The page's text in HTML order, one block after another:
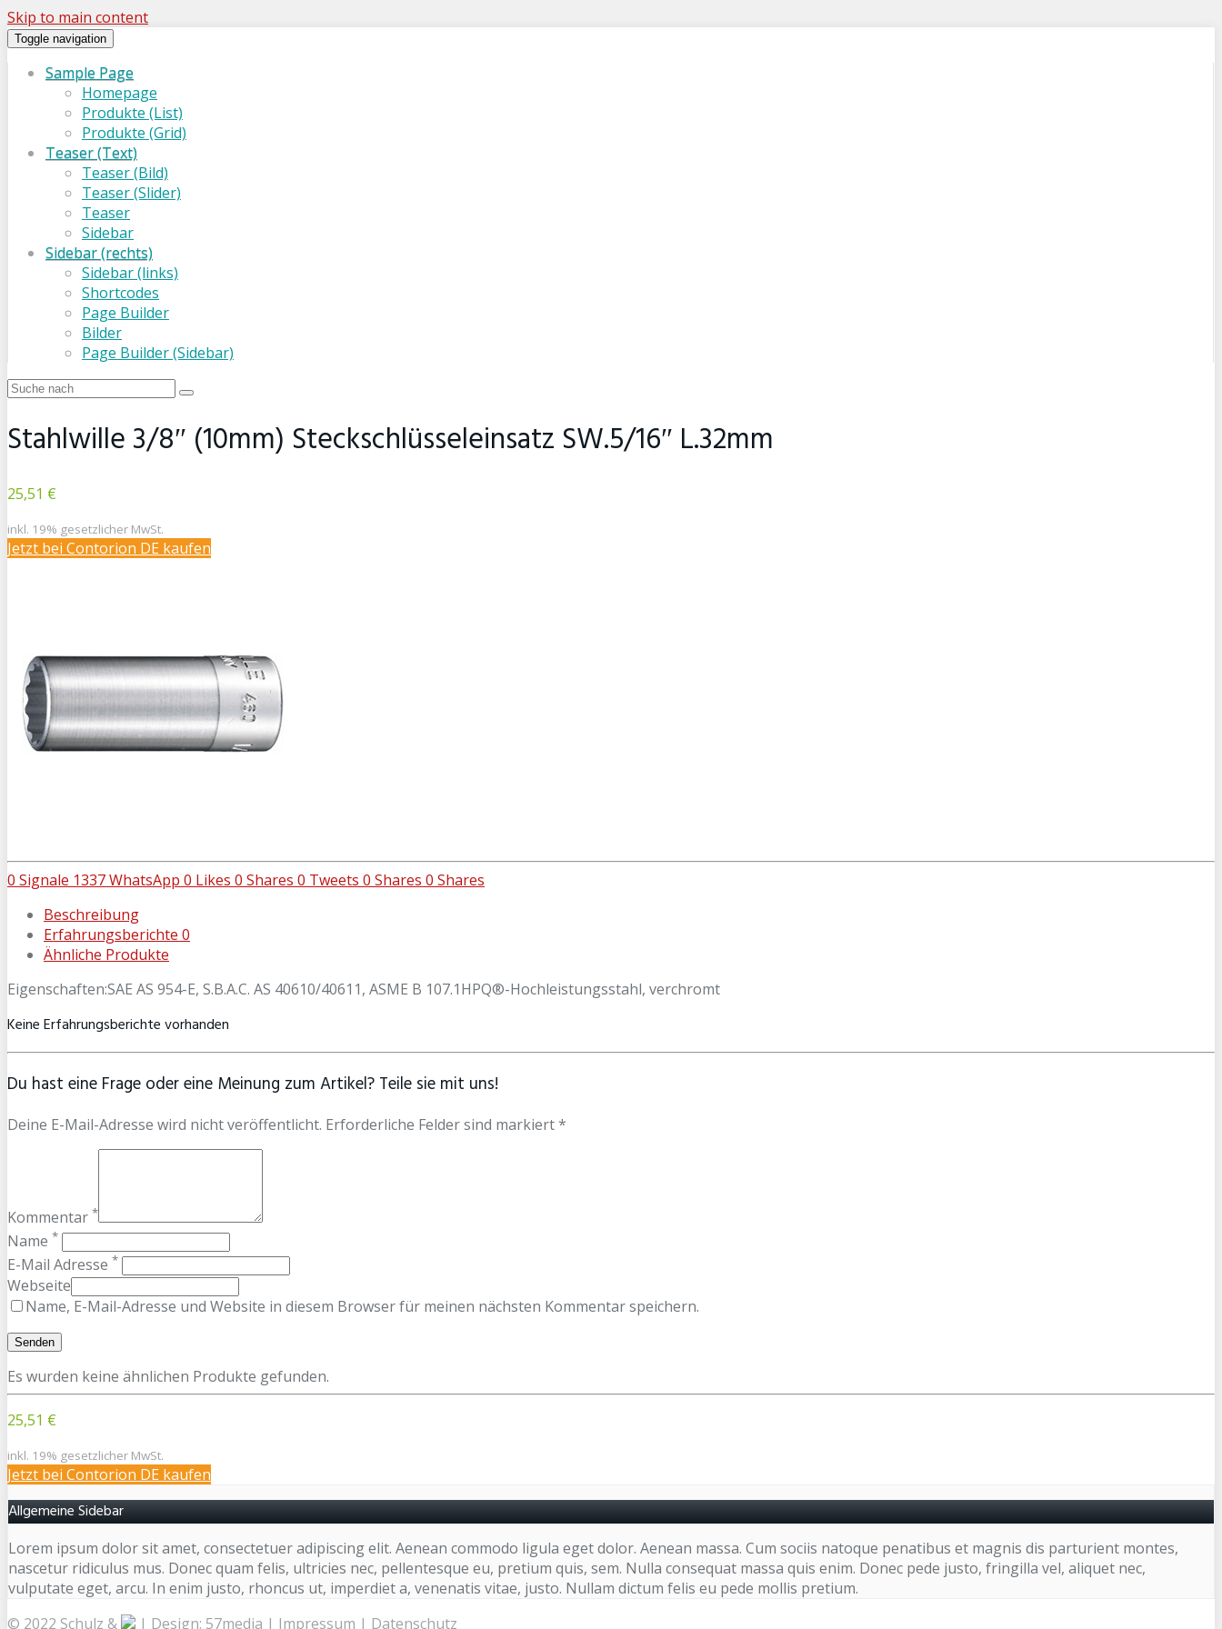
Skip to main content
Toggle navigation
Sample Page
Homepage
Produkte (List)
Produkte (Grid)
Teaser (Text)
Teaser (Bild)
Teaser (Slider)
Teaser
Sidebar
Sidebar (rechts)
Sidebar (links)
Shortcodes
Page Builder
Bilder
Page Builder (Sidebar)
Stahlwille 3/8″ (10mm) Steckschlüsseleinsatz SW.5/16″ L.32mm
25,51 €
inkl. 19% gesetzlicher MwSt.
Jetzt bei Contorion DE kaufen
0 Signale 1337WhatsApp 0 Likes 0 Shares 0 Tweets 0 Shares 0 Shares
Beschreibung
Erfahrungsberichte 0
Ähnliche Produkte
Eigenschaften:SAE AS 954-E, S.B.A.C. AS 40610/40611, ASME B 107.1HPQ®-Hochleistungsstahl, verchromt
Keine Erfahrungsberichte vorhanden
Du hast eine Frage oder eine Meinung zum Artikel? Teile sie mit uns!
Deine E-Mail-Adresse wird nicht veröffentlicht. Erforderliche Felder sind markiert *
Kommentar *
Name *
E-Mail Adresse *
Webseite
Name, E-Mail-Adresse und Website in diesem Browser für meinen nächsten Kommentar speichern.
Es wurden keine ähnlichen Produkte gefunden.
25,51 €
inkl. 19% gesetzlicher MwSt.
Jetzt bei Contorion DE kaufen
Allgemeine Sidebar
Lorem ipsum dolor sit amet, consectetuer adipiscing elit. Aenean commodo ligula eget dolor. Aenean massa. Cum sociis natoque penatibus et magnis dis parturient montes,
nascetur ridiculus mus. Donec quam felis, ultricies nec, pellentesque eu, pretium quis, sem. Nulla consequat massa quis enim. Donec pede justo, fringilla vel, aliquet nec,
vulputate eget, arcu. In enim justo, rhoncus ut, imperdiet a, venenatis vitae, justo. Nullam dictum felis eu pede mollis pretium.
© 2022 Schulz &
| Design: 57media | Impressum | Datenschutz